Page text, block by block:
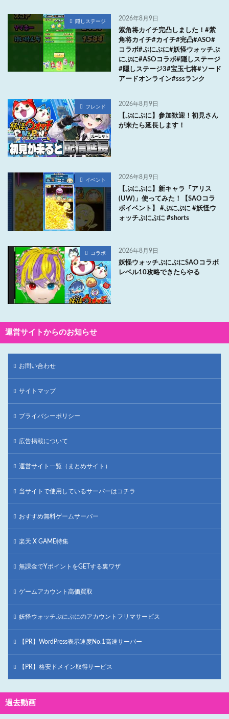
隠しステージ 2026年8月9日
紫角将カイチ完凸しました！#紫
角将カイチ#カイチ#完凸#ASO#
コラボ#ぷにぷに#妖怪ウォッチぷ
にぷに#ASOコラボ#隠しステージ
#隠しステージ3#宝玉七将#ソード
アードオンライン#sssランク
フレンド 2026年8月9日
【ぷにぷに】参加歓迎！初見さん
が来たら延長します！
イベント 2026年8月9日
【ぷにぷに】新キャラ「アリス
(UW)」使ってみた！【SAOコラ
ボイベント】 #ぷにぷに #妖怪ウ
ォッチぷにぷに #shorts
コラボ 2026年8月9日
妖怪ウォッチぷにぷにSAOコラボ
レベル10攻略できたらやる
運営サイトからのお知らせ
お問い合わせ
サイトマップ
プライバシーポリシー
広告掲載について
運営サイト一覧（まとめサイト）
当サイトで使用しているサーバーはコチラ
おすすめ無料ゲームサーバー
楽天 X GAME特集
無課金でYポイントをGETする裏ワザ
ゲームアカウント高価買取
妖怪ウォッチぷにぷにのアカウントフリマサービス
【PR】WordPress表示速度No.1高速サーバー
【PR】格安ドメイン取得サービス
過去動画